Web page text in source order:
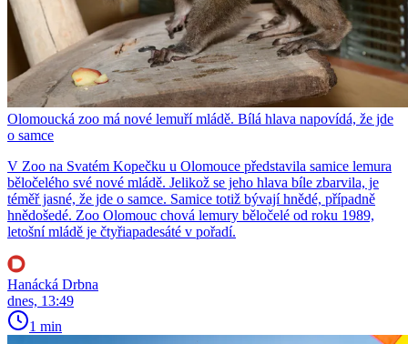
Olomoucká zoo má nové lemuří mládě. Bílá hlava napovídá, že jde
o samce
V Zoo na Svatém Kopečku u Olomouce představila samice lemura
běločelého své nové mládě. Jelikož se jeho hlava bíle zbarvila, je
téměř jasné, že jde o samce. Samice totiž bývají hnědé, případně
hnědošedé. Zoo Olomouc chová lemury běločelé od roku 1989,
letošní mládě je čtyřiapadesáté v pořadí.
Hanácká Drbna
dnes, 13:49
1 min